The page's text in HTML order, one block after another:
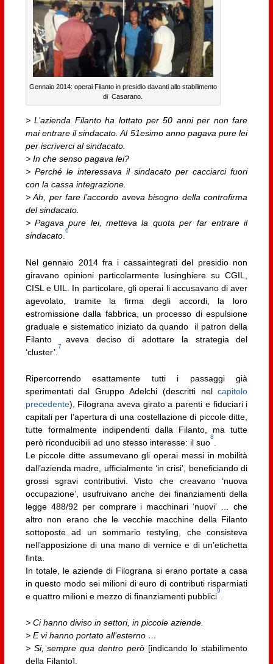
Gennaio 2014: operai Filanto in presidio davanti allo stabilimento
di Casarano.
> L’azienda Filanto ha lottato per 50 anni per non fare
mai entrare il sindacato. Al 51esimo anno pagava pure lei
per iscriverci al sindacato.
> In che senso pagava lei?
> Perché le interessava il sindacato per cacciarci fuori
con la cassa integrazione.
> Ah, per fare l’accordo aveva bisogno della controfirma
del sindacato.
> Pagava pure lei, metteva la quota per far entrare il
sindacato.
6
Nel gennaio 2014 fra i cassaintegrati del presidio non
giravano opinioni particolarmente lusinghiere su CGIL,
CISL e UIL. In particolare, gli operai li accusavano di aver
agevolato, tramite la firma degli accordi, la loro
estromissione dalla fabbrica, un processo di espulsione
graduale e sistematico iniziato da quando il patron della
Filanto aveva deciso di adottare la strategia del
‘cluster’.
7
Ripercorrendo esattamente tutti i passaggi già
sperimentati dal Gruppo Adelchi (descritti nelcapitolo
precedente), Filograna aveva girato a parenti e fiduciari i
capitali per l’apertura di una costellazione di piccole ditte,
tutte formalmente indipendenti dalla Filanto, ma tutte
però riconducibili ad uno stesso interesse: il suo
8
Le piccole ditte assumevano gli operai messi in mobilità
dall’azienda madre, ufficialmente ‘in crisi’, beneficiando di
grossi sgravi contributivi. Visto che creavano ‘nuova
occupazione’, usufruivano anche dei finanziamenti della
legge 488/92 per comprare i macchinari ‘nuovi’ … che
altro non erano che le vecchie macchine della Filanto
sottoposte ad un sommario restyling, che consisteva
nell’apposizione di una mano di vernice e di un’etichetta
finta.
In totale, le aziende di Filograna si erano portate a casa
in questo modo sei milioni di euro di contributi risparmiati
e quattro milioni e mezzo di finanziamenti pubblici
9
> Ci hanno diviso in settori, in piccole aziende.
> E vi hanno portato all’esterno …
> Si, sempre qua dentro però [indicando lo stabilimento
della Filanto].